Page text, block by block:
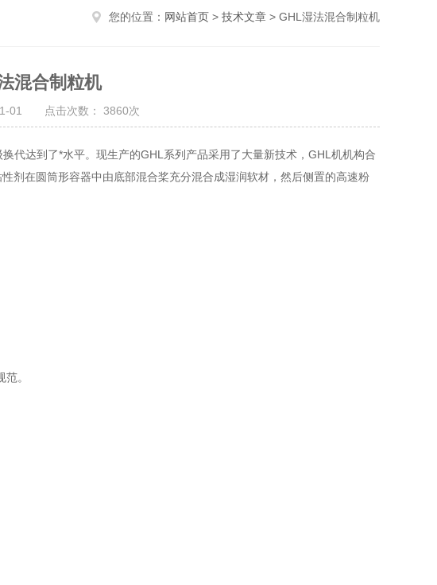
您的位置： 网站首页 > 技术文章 > GHL湿法混合制粒机
混合制粒机
01 点击次数： 3860次
达到了*水平。现生产的GHL系列产品采用了大量新技术，GHL机机构合
剂在圆筒形容器中由底部混合桨充分混合成湿润软材，然后侧置的高速粉
。